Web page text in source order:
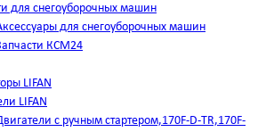
для снегоуборочных машин
для снегоуборочных машин
КСМ24
LIFAN
LIFAN
с ручным стартером,170F-D-TR,170F-